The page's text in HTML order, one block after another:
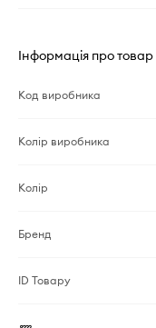
Інформація про товар
Код виробника
Колір виробника
Колір
Бренд
ID Товару